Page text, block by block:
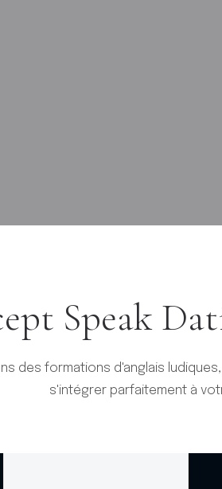
Speak
des formations d'anglais
s'intégrer parfaitement à